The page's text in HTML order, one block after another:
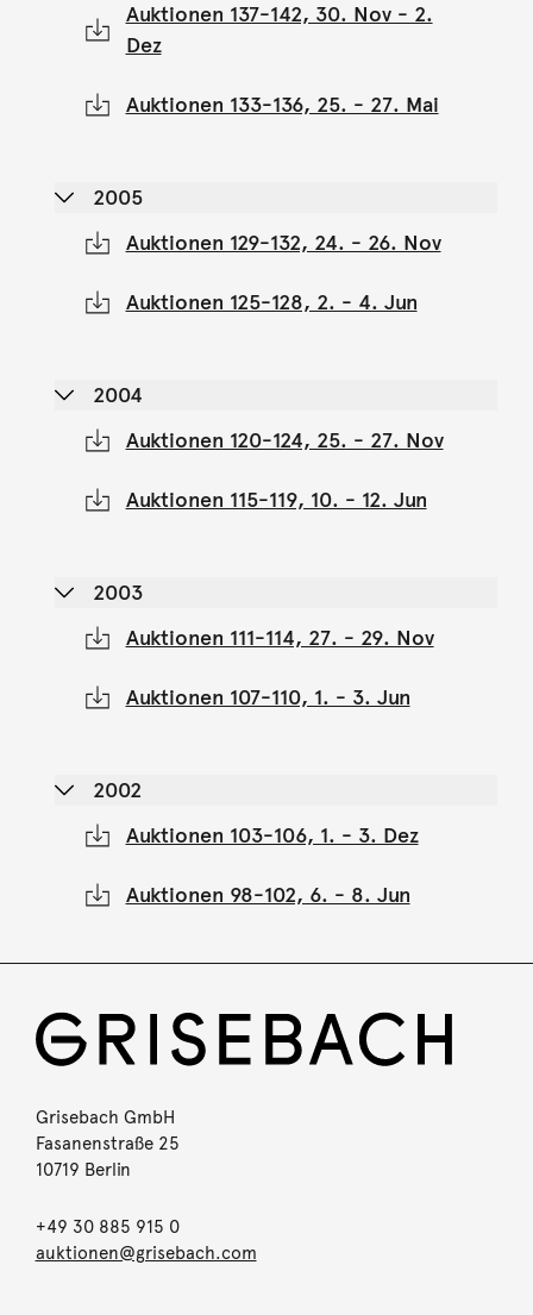
Auktionen 137-142, 30. Nov - 2.
Dez
Auktionen 133-136, 25. - 27. Mai
2005
Auktionen 129-132, 24. - 26. Nov
Auktionen 125-128, 2. - 4. Jun
2004
Auktionen 120-124, 25. - 27. Nov
Auktionen 115-119, 10. - 12. Jun
2003
Auktionen 111-114, 27. - 29. Nov
Auktionen 107-110, 1. - 3. Jun
2002
Auktionen 103-106, 1. - 3. Dez
Auktionen 98-102, 6. - 8. Jun
Grisebach GmbH
Fasanenstraße 25
10719 Berlin
+49 30 885 915 0
auktionen@grisebach.com